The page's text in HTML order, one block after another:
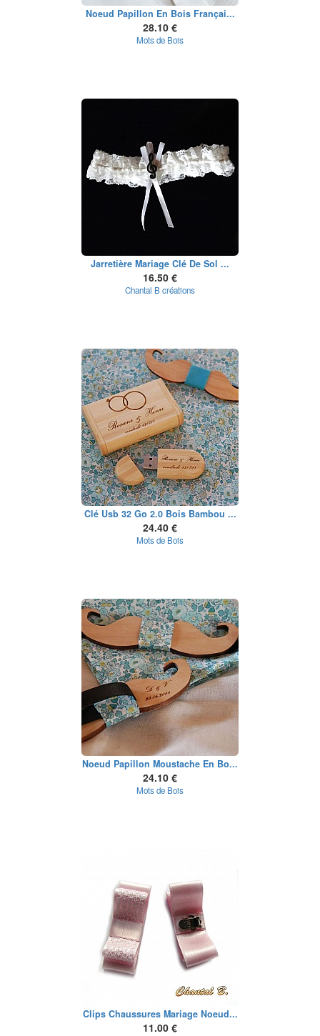
Noeud Papillon En Bois Françai...
28.10 €
Mots de Bois
Jarretière Mariage Clé De Sol ...
16.50 €
Chantal B créations
Clé Usb 32 Go 2.0 Bois Bambou ...
24.40 €
Mots de Bois
Noeud Papillon Moustache En Bo...
24.10 €
Mots de Bois
Clips Chaussures Mariage Noeud...
11.00 €